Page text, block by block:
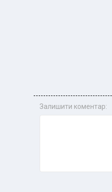
Залишити коментар: